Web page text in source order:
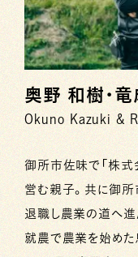
奥野 和樹・竜
Okuno Kazuki &
御所市佐味で「株式
営む親子。共に御
退職し農業の道へ
就農で農業を始め